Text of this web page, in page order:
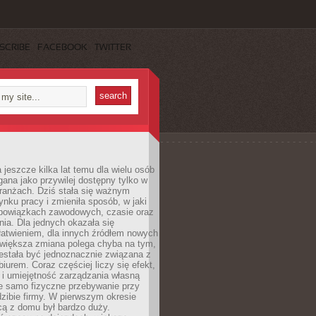
FACEBOOK TWITTER
jeszcze kilka lat temu dla wielu osób
jako przywilej dostępny tylko w
Dziś stała się ważnym
pracy i zmieniła sposób, w jaki
zawodowych, czasie oraz
Dla jednych okazała się
dla innych źródłem nowych
zmiana polega chyba na tym,
być jednoznacznie związana z
Coraz częściej liczy się efekt,
umiejętność zarządzania własną
samo fizyczne przebywanie przy
firmy. W pierwszym okresie
z domu był bardzo duży.